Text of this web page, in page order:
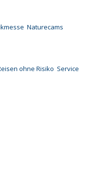
Naturecams
ohne Risiko Service